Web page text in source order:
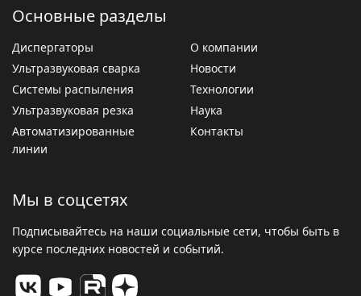
Основные разделы
Диспергаторы
Ультразвуковая сварка
Системы распыления
Ультразвуковая резка
Автоматизированные
линии
О компании
Новости
Технологии
Наука
Контакты
Мы в соцсетях
Подписывайтесь на наши социальные сети, чтобы быть в
курсе последних новостей и событий.